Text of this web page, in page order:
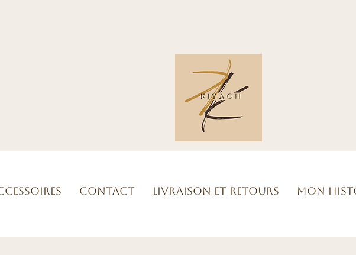
Contact Livraison et retours Mon